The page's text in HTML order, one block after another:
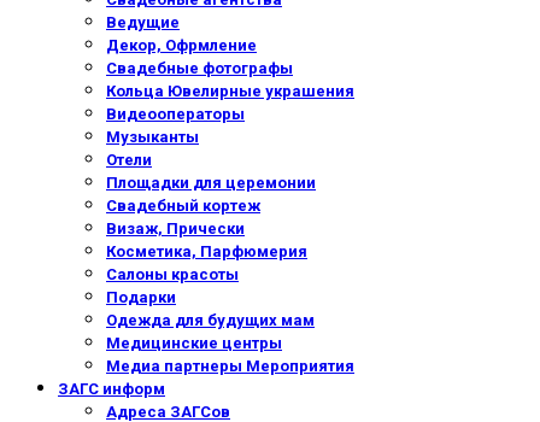
Ведущие
Декор, Офрмление
Свадебные фотографы
Кольца Ювелирные украшения
Видеооператоры
Музыканты
Отели
Площадки для церемонии
Свадебный кортеж
Визаж, Прически
Косметика, Парфюмерия
Салоны красоты
Подарки
Одежда для будущих мам
Медицинские центры
Медиа партнеры Мероприятия
ЗАГС информ
Адреса ЗАГСов